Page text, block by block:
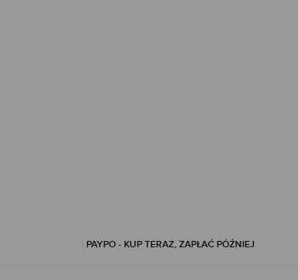
PAYPO - KUP TERAZ, ZAPŁAĆ PÓŹNIEJ